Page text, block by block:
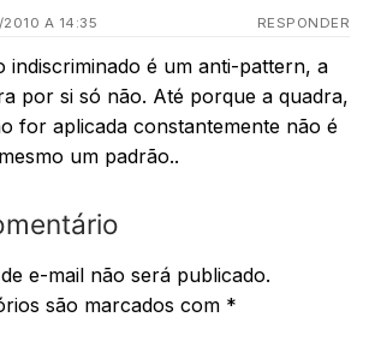
A 14:35 RESPONDER
indiscriminado é um anti-pattern, a
por si só não. Até porque a quadra,
for aplicada constantemente não é
um padrão..
e-mail não será publicado.
são marcados com *